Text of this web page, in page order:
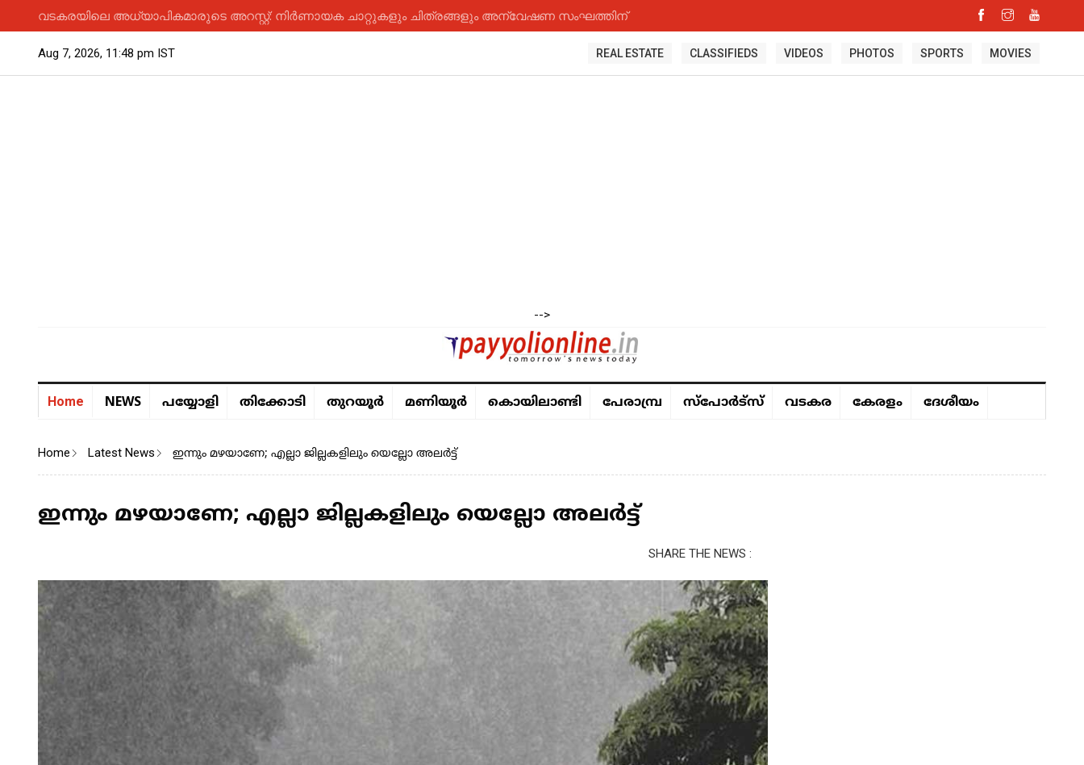
വടകരയിലെ അധ്യാപികമാരുടെ അറസ്റ്റ്: നിർണായക ചാറ്റുകളും ചിത്രങ്ങളും അന്വേഷണ സംഘത്തിന്
Aug 7, 2026, 11:48 pm IST REAL ESTATE CLASSIFIEDS VIDEOS PHOTOS SPORTS MOVIES
-->
Home NEWS പയ്യോളി തിക്കോടി തുറയൂര്‍ മണിയൂര്‍ കൊയിലാണ്ടി പേരാമ്പ്ര സ്പോർട്സ് വടകര കേരളം ദേശീയം
Home Latest News ഇന്നും മഴയാണേ; എല്ലാ ജില്ലകളിലും യെല്ലോ അലർട്ട്
ഇന്നും മഴയാണേ; എല്ലാ ജില്ലകളിലും യെല്ലോ അലർട്ട്
SHARE THE NEWS :